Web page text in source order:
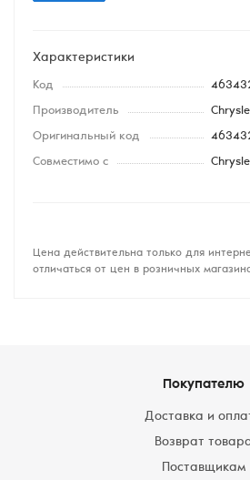
Характеристики
Код
Производитель
Оригинальный код
Совместимо с
Цена действительна только для
отличаться от цен в розничных
Покупателю
Доставка и
Возврат
Поставщикам